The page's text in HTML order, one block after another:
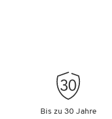
Bis zu 30 Jahre